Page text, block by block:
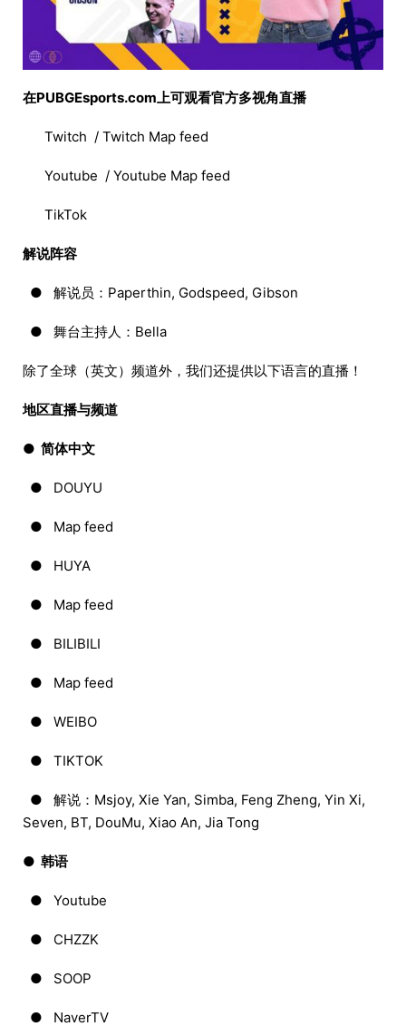
在PUBGEsports.com上可观看官方多视角直播
Twitch / Twitch Map feed
Youtube / Youtube Map feed
TikTok
解说阵容
● 解说员：Paperthin, Godspeed, Gibson
● 舞台主持人：Bella
除了全球（英文）频道外，我们还提供以下语言的直播！
地区直播与频道
● 简体中文
● DOUYU
● Map feed
● HUYA
● Map feed
● BILIBILI
● Map feed
● WEIBO
● TIKTOK
● 解说：Msjoy, Xie Yan, Simba, Feng Zheng, Yin Xi,
Seven, BT, DouMu, Xiao An, Jia Tong
● 韩语
● Youtube
● CHZZK
● SOOP
● NaverTV